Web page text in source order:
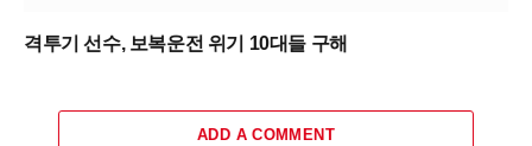
격투기 선수, 보복운전 위기 10대들 구해
ADD A COMMENT